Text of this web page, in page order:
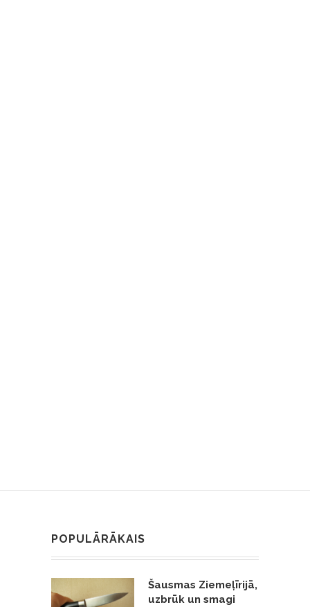
POPULĀRĀKAIS
Šausmas Ziemeļīrijā,
uzbrūk un smagi